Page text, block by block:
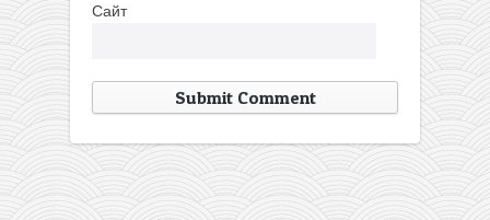
Сайт